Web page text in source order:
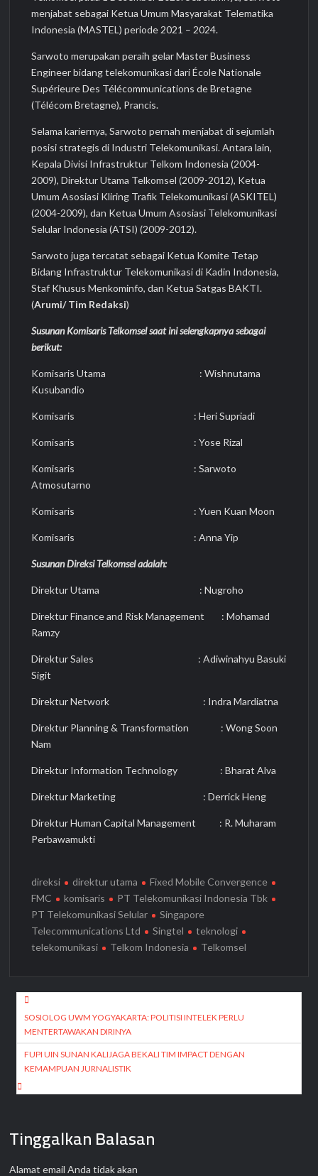
menjabat sebagai Ketua Umum Masyarakat Telematika
Indonesia (MASTEL) periode 2021 – 2024.
Sarwoto merupakan peraih gelar Master Business
Engineer bidang telekomunikasi dari École Nationale
Supérieure Des Télécommunications de Bretagne
(Télécom Bretagne), Prancis.
Selama kariernya, Sarwoto pernah menjabat di sejumlah
posisi strategis di Industri Telekomunikasi. Antara lain,
Kepala Divisi Infrastruktur Telkom Indonesia (2004-
2009), Direktur Utama Telkomsel (2009-2012), Ketua
Umum Asosiasi Kliring Trafik Telekomunikasi (ASKITEL)
(2004-2009), dan Ketua Umum Asosiasi Telekomunikasi
Selular Indonesia (ATSI) (2009-2012).
Sarwoto juga tercatat sebagai Ketua Komite Tetap
Bidang Infrastruktur Telekomunikasi di Kadin Indonesia,
Staf Khusus Menkominfo, dan Ketua Satgas BAKTI.
(Arumi/ Tim Redaksi)
Susunan Komisaris Telkomsel saat ini selengkapnya sebagai
berikut:
Komisaris Utama : Wishnutama
Kusubandio
Komisaris : Heri Supriadi
Komisaris : Yose Rizal
Komisaris : Sarwoto
Atmosutarno
Komisaris : Yuen Kuan Moon
Komisaris : Anna Yip
Susunan Direksi Telkomsel adalah:
Direktur Utama : Nugroho
Direktur Finance and Risk Management : Mohamad
Ramzy
Direktur Sales : Adiwinahyu Basuki
Sigit
Direktur Network : Indra Mardiatna
Direktur Planning & Transformation : Wong Soon
Nam
Direktur Information Technology : Bharat Alva
Direktur Marketing : Derrick Heng
Direktur Human Capital Management : R. Muharam
Perbawamukti
direksi direktur utama
Fixed Mobile Convergence
FMC
komisaris
PT Telekomunikasi Indonesia Tbk
PT Telekomunikasi Selular
Singapore
Telecommunications Ltd
Singtel
teknologi
telekomunikasi
Telkom Indonesia Telkomsel
Navigasi
pos
SOSIOLOG UWM YOGYAKARTA: POLITISI INTELEK PERLU
MENTERTAWAKAN DIRINYA
FUPI UIN SUNAN KALIJAGA BEKALI TIM IMPACT DENGAN
KEMAMPUAN JURNALISTIK
Tinggalkan Balasan
Alamat email Anda tidak akan